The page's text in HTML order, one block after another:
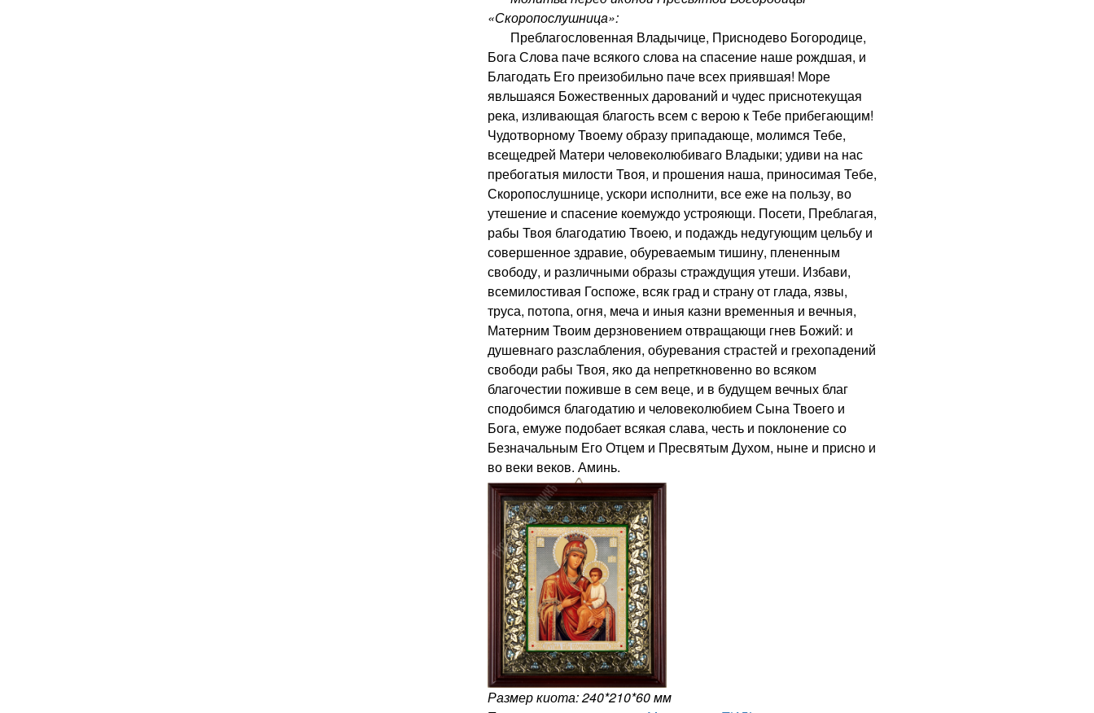
«Скоропослушница»:
Преблагословенная Владычице, Приснодево Богородице,
Бога Слова паче всякого слова на спасение наше рождшая, и
Благодать Его преизобильно паче всех приявшая! Море
явльшаяся Божественных дарований и чудес приснотекущая
река, изливающая благость всем с верою к Тебе прибегающим!
Чудотворному Твоему образу припадающе, молимся Тебе,
всещедрей Матери человеколюбиваго Владыки; удиви на нас
пребогатыя милости Твоя, и прошения наша, приносимая Тебе,
Скоропослушнице, ускори исполнити, все еже на пользу, во
утешение и спасение коемуждо устрояющи. Посети, Преблагая,
рабы Твоя благодатию Твоею, и подаждь недугующим цельбу и
совершенное здравие, обуреваемым тишину, плененным
свободу, и различными образы страждущия утеши. Избави,
всемилостивая Госпоже, всяк град и страну от глада, язвы,
труса, потопа, огня, меча и иныя казни временныя и вечныя,
Матерним Твоим дерзновением отвращающи гнев Божий: и
душевнаго разслабления, обуревания страстей и грехопадений
свободи рабы Твоя, яко да непреткновенно во всяком
благочестии поживше в сем веце, и в будущем вечных благ
сподобимся благодатию и человеколюбием Сына Твоего и
Бога, емуже подобает всякая слава, честь и поклонение со
Безначальным Его Отцем и Пресвятым Духом, ныне и присно и
во веки веков. Аминь.
Размер киота: 240*210*60 мм